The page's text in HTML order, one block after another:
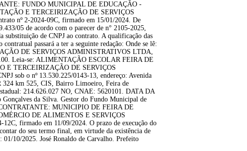
FUNDO MUNICIPAL DE EDUCAÇÃO -
E TERCEIRIZAÇÃO DE SERVIÇOS
nº 2-2024-09C, firmado em 15/01/2024. De
05 de acordo com o parecer de n° 2105-2025,
substituição de CNPJ ao contrato. A qualificação das
passará a ter a seguinte redação: Onde se lê:
DE SERVIÇOS ADMINISTRATIVOS LTDA,
Leia-se: ALIMENTAÇÃO ESCOLAR FEIRA DE
E TERCEIRIZAÇÃO DE SERVIÇOS
sob o nº 13.530.225/0143-13, endereço: Avenida
324 km 525, CIS, Bairro Limoeiro, Feira de
214.626.027 NO, CNAE: 5620101. DATA DA
da Silva. Gestor do Fundo Municipal de
MUNICIPIO DE FEIRA DE
DE ALIMENTOS E SERVIÇOS
firmado em 11/09/2024. O prazo de execução do
do seu termo final, em virtude da existência de
10/2025. José Ronaldo de Carvalho. Prefeito